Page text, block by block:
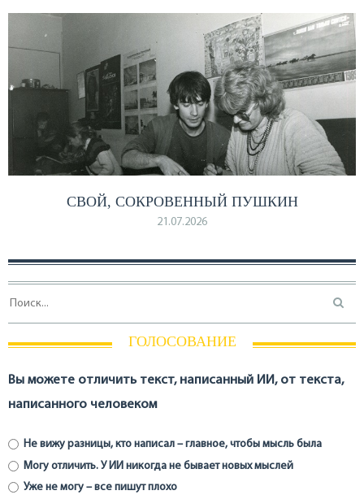
СВОЙ, СОКРОВЕННЫЙ ПУШКИН
21.07.2026
ГОЛОСОВАНИЕ
Вы можете отличить текст, написанный ИИ, от текста,
написанного человеком
Не вижу разницы, кто написал – главное, чтобы мысль была
Могу отличить. У ИИ никогда не бывает новых мыслей
Уже не могу – все пишут плохо